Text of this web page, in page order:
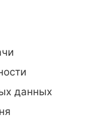
данных